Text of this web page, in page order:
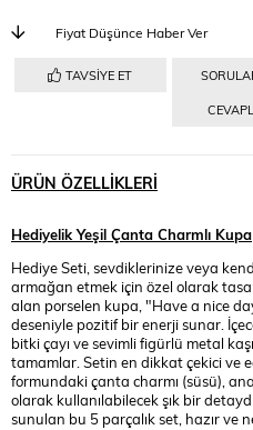
Fiyat Düşünce Haber Ver
TAVSIYE ET
ÜRÜN ÖZELLIKLERI
Hediyelik Yeşil Çanta Charmlı Kupa
Hediye Seti, sevdiklerinize veya
armağan etmek için özel olarak
alan porselen kupa, "Have a nice
deseniyle pozitif bir enerji sunar.
bitki çayı ve sevimli figürlü metal
tamamlar. Setin en dikkat çekici ve
formundaki çanta charmı (süsü),
olarak kullanılabilecek şık bir
sunulan bu 5 parçalık set, hazır ve